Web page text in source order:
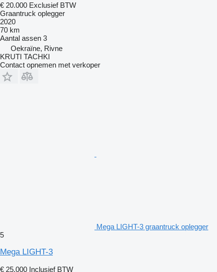
€ 20.000 Exclusief BTW
Graantruck oplegger
2020
70 km
Aantal assen 3
Oekraïne, Rivne
KRUTI TACHKI
Contact opnemen met verkoper
Mega LIGHT-3 graantruck oplegger
5
Mega LIGHT-3
€ 25.000 Inclusief BTW